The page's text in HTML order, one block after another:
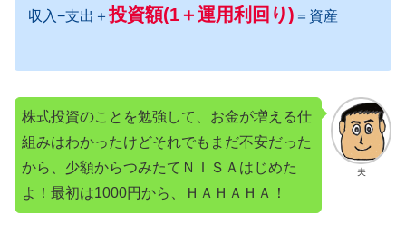
収入−支出＋投資額(1＋運用利回り) ＝資産
夫
株式投資のことを勉強して、お金が増える仕
組みはわかったけどそれでもまだ不安だった
から、少額からつみたてＮＩＳＡはじめた
よ！最初は1000円から、ＨＡＨＡＨＡ！